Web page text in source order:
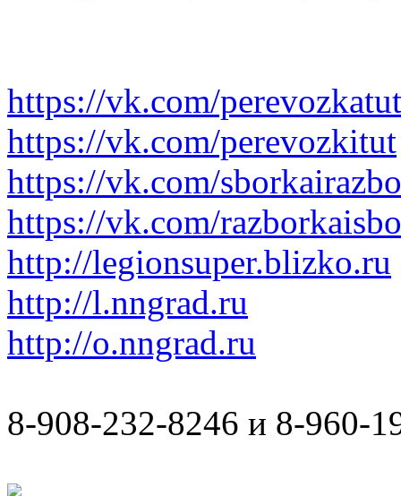
https://vk.com/perevozkatut
https://vk.com/perevozkitut
https://vk.com/
https://vk.com/
http://legionsuper.blizko.ru
http://l.nngrad.ru
http://o.nngrad.ru
8-908-232-8246 и 8-960-